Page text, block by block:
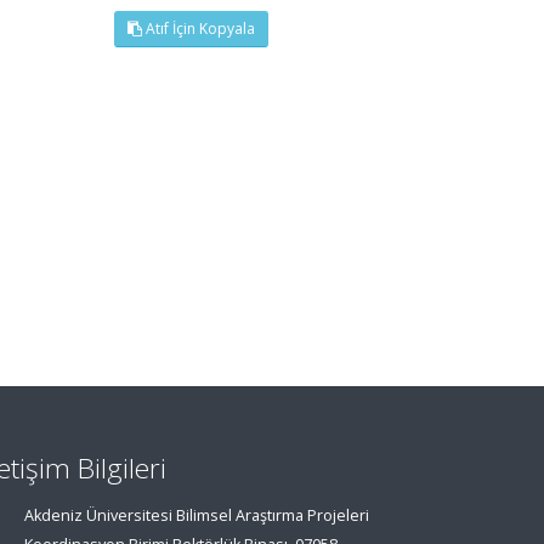
Atıf İçin Kopyala
Bilgileri
Akdeniz Üniversitesi Bilimsel Araştırma Projeleri